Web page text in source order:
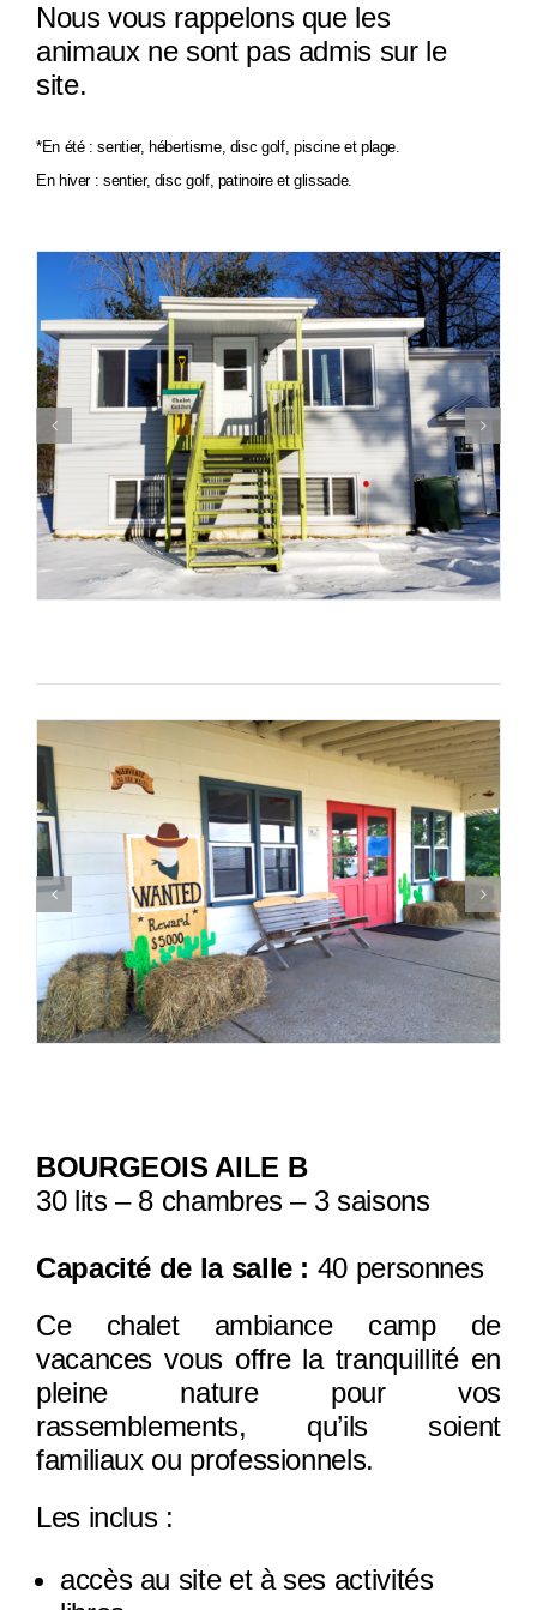
Nous vous rappelons que les
animaux ne sont pas admis sur le
site.
*En été : sentier, hébertisme, disc golf, piscine et plage.
En hiver : sentier, disc golf, patinoire et glissade.
BOURGEOIS AILE B
30 lits – 8 chambres – 3 saisons
Capacité de la salle : 40 personnes
Ce chalet ambiance camp de
vacances vous offre la tranquillité en
pleine nature pour vos
rassemblements, qu’ils soient
familiaux ou professionnels.
Les inclus :
accès au site et à ses activités